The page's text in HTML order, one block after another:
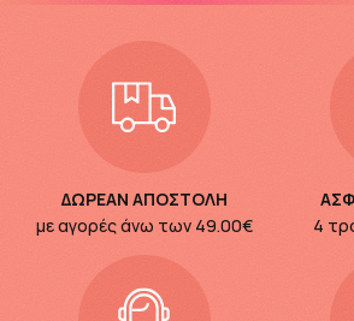
ΔΩΡΕΑΝ ΑΠΟΣΤΟΛΗ
με αγορές άνω των 49.00€
4